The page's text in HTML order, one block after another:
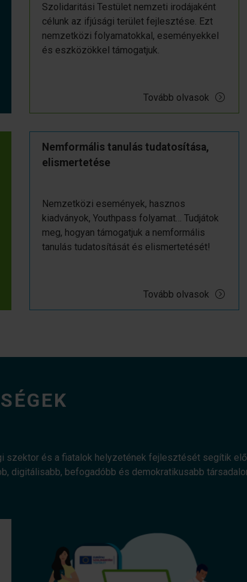
Szolidaritási Testület nemzeti irodájaként
célunk az ifjúsági terület fejlesztése. Ezt
nemzetközi folyamatokkal, eseményekkel
és eszközökkel támogatjuk.
Tovább olvasok
Nemformális tanulás tudatosítása,
elismertetése
Nemzetközi események, hasznos
kiadványok, Youthpass folyamat… Tudjátok
meg, hogyan támogatjuk a nemformális
tanulás tudatosítását és elismertetését!
Tovább olvasok
szektor és a fiatalok helyzetének fejlesztését segítik
digitálisabb, befogadóbb és demokratikusabb